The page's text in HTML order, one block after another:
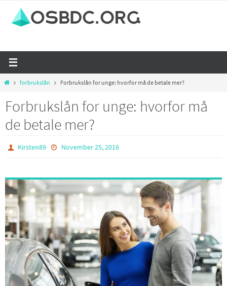
Homeforbrukslån Forbrukslån for unge: hvorfor må de betale mer?
Forbrukslån for unge: hvorfor må
de betale mer?
Kirsten89 November 25, 2016